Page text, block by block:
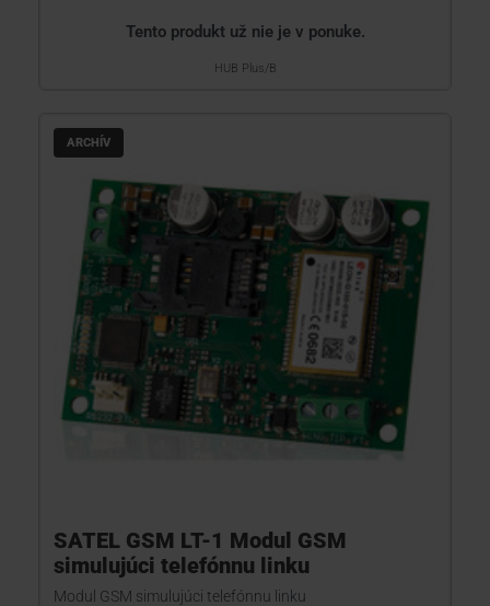
Tento produkt už nie je v ponuke.
HUB Plus/B
ARCHÍV
SATEL GSM LT-1 Modul GSM
simulujúci telefónnu linku
Modul GSM simulujúci telefónnu linku